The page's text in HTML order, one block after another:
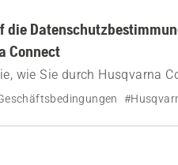
die
Connect
wie Sie durch Husqvarna
und
Konto anmelden.